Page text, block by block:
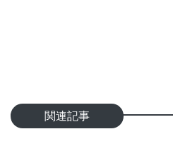
関連記事